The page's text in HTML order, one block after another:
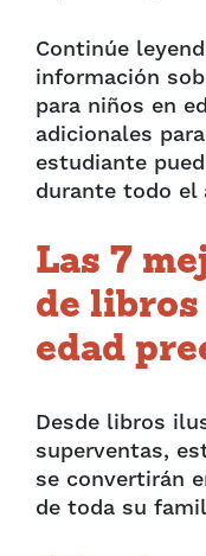
Continúe
información
para niños en
adicionales
estudiante
durante todo el
Las 7
de libros
edad
Desde libros
superventas,
se convertirán
de toda su